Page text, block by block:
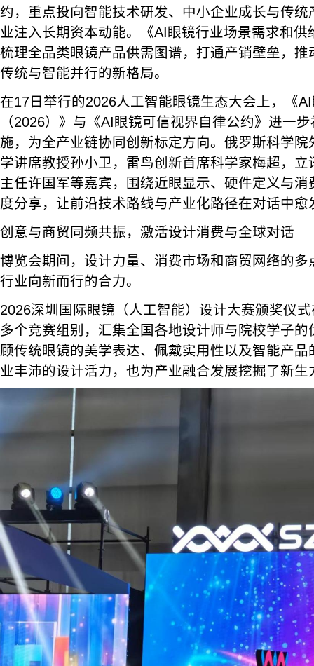
约，重点投向智能技术研发、中小企业成长与传
业注入长期资本动能。《AI眼镜行业场景需求和供
梳理全品类眼镜产品供需图谱，打通产销壁垒，
传统与智能并行的新格局。
在17日举行的2026人工智能眼镜生态大会上，《
（2026）》与《AI眼镜可信视界自律公约》进一
施，为全产业链协同创新标定方向。俄罗斯科学
学讲席教授孙小卫，雷鸟创新首席科学家梅超，
主任许国军等嘉宾，围绕近眼显示、硬件定义与
度分享，让前沿技术路线与产业化路径在对话中愈
创意与商贸同频共振，激活设计消费与全球对话
博览会期间，设计力量、消费市场和商贸网络的
行业向新而行的合力。
2026深圳国际眼镜（人工智能）设计大赛颁奖仪
多个竞赛组别，汇集全国各地设计师与院校学子
顾传统眼镜的美学表达、佩戴实用性以及智能产
业丰沛的设计活力，也为产业融合发展挖掘了新生